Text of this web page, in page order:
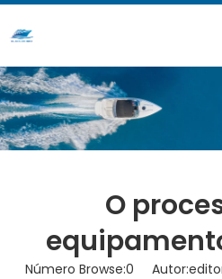
Lar / Notícias
navio
O
Número Browse:0